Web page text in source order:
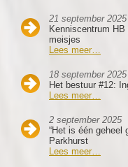
21 september 2025
Kenniscentrum
meisjes
Lees meer…
18 september 2025
Het bestuur #12:
Lees meer…
2 september 2025
“Het is één geheel
Parkhurst
Lees meer…